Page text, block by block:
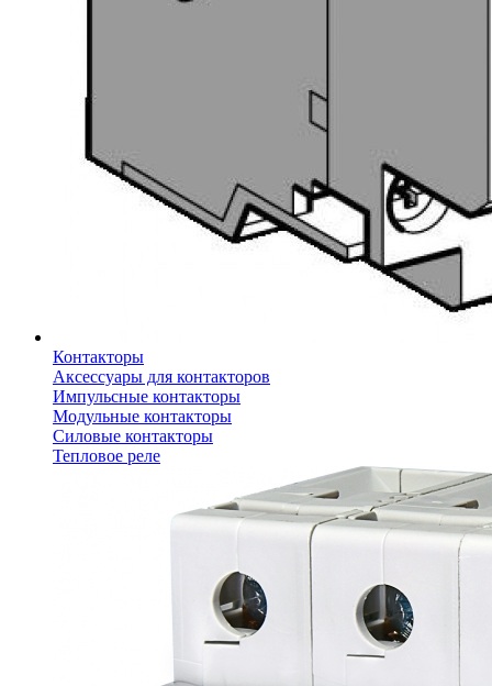
Контакторы
Аксессуары для контакторов
Импульсные контакторы
Модульные контакторы
Силовые контакторы
Тепловое реле